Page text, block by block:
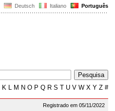
Deutsch Italiano Português
K L M N O P Q R S T U V W X Y Z #
Registrado em 05/11/2022